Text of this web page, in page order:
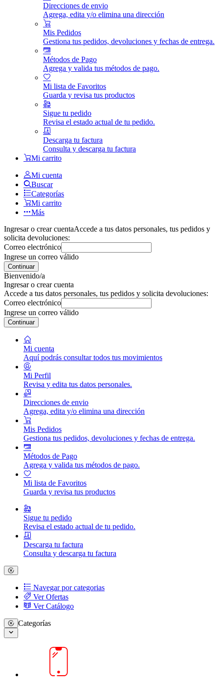
Direcciones de envio
Agrega, edita y/o elimina una dirección
Mis Pedidos
Gestiona tus pedidos, devoluciones y fechas de entrega.
Métodos de Pago
Agrega y valida tus métodos de pago.
Mi lista de Favoritos
Guarda y revisa tus productos
Sigue tu pedido
Revisa el estado actual de tu pedido.
Descarga tu factura
Consulta y descarga tu factura
Mi carrito
Mi cuenta
Buscar
Categorías
Mi carrito
Más
Ingresar o crear cuentaAccede a tus datos personales, tus pedidos y
solicita devoluciones:
Correo electrónico
Ingrese un correo válido
Continuar
Bienvenido/a
Ingresar o crear cuenta
Accede a tus datos personales, tus pedidos y solicita devoluciones:
Correo electrónico
Ingrese un correo válido
Continuar
Mi cuenta
Aquí podrás consultar todos tus movimientos
Mi Perfil
Revisa y edita tus datos personales.
Direcciones de envio
Agrega, edita y/o elimina una dirección
Mis Pedidos
Gestiona tus pedidos, devoluciones y fechas de entrega.
Métodos de Pago
Agrega y valida tus métodos de pago.
Mi lista de Favoritos
Guarda y revisa tus productos
Sigue tu pedido
Revisa el estado actual de tu pedido.
Descarga tu factura
Consulta y descarga tu factura
Navegar por categorias
Ver Ofertas
Ver Catálogo
Categorías